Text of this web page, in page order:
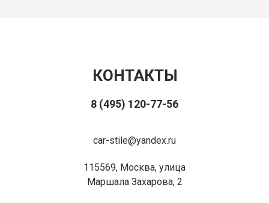
КОНТАКТЫ
8 (495) 120-77-56
car-stile@yandex.ru
115569, Москва, улица
Маршала Захарова, 2